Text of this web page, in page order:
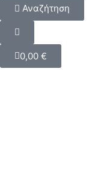
Αναζήτηση
0,00 €